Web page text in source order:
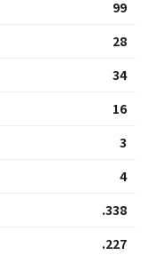
99
28
34
16
3
4
.338
.227